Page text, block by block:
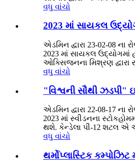
વધુ વાંચો
2023 માં સાયકલ
એડમિન દ્વારા 23-02-08 ના
2023 માં સાયકલ
ઓક્સિજનના મિશ્રણ દ્વારા
વધુ વાંચો
"વિશ્વની સૌથી ઝડપી"
એડમિન દ્વારા 22-08-17 ના
2023 માં સ્વીડનના
થશે. કેન્ડેલા પી-12 શટલ એ
વધુ વાંચો
થર્મોપ્લાસ્ટિક